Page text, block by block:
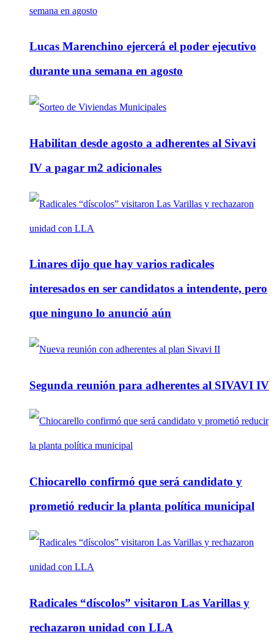
Lucas Marenchino ejercerá el poder ejecutivo
durante una semana en agosto
Habilitan desde agosto a adherentes al Sivavi
IV a pagar m2 adicionales
Linares dijo que hay varios radicales
interesados en ser candidatos a intendente, pero
que ninguno lo anunció aún
Segunda reunión para adherentes al SIVAVI IV
Chiocarello confirmó que será candidato y
prometió reducir la planta política municipal
Radicales “díscolos” visitaron Las Varillas y
rechazaron unidad con LLA